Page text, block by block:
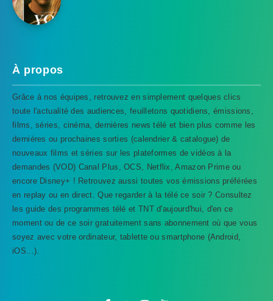
À propos
Grâce à nos équipes, retrouvez en simplement quelques clics
toute l'actualité des audiences, feuilletons quotidiens, émissions,
films, séries, cinéma, dernières news télé et bien plus comme les
dernières ou prochaines sorties (calendrier & catalogue) de
nouveaux films et séries sur les plateformes de vidéos à la
demandes (VOD) Canal Plus, OCS, Netflix, Amazon Prime ou
encore Disney+ ! Retrouvez aussi toutes vos émissions préférées
en replay ou en direct. Que regarder à la télé ce soir ? Consultez
les guide des programmes télé et TNT d'aujourd'hui, d'en ce
moment ou de ce soir gratuitement sans abonnement où que vous
soyez avec votre ordinateur, tablette ou smartphone (Android,
iOS...).
TVProgramme respecte votre vie
TVProgramme utilise des Cookies dans le but de traiter